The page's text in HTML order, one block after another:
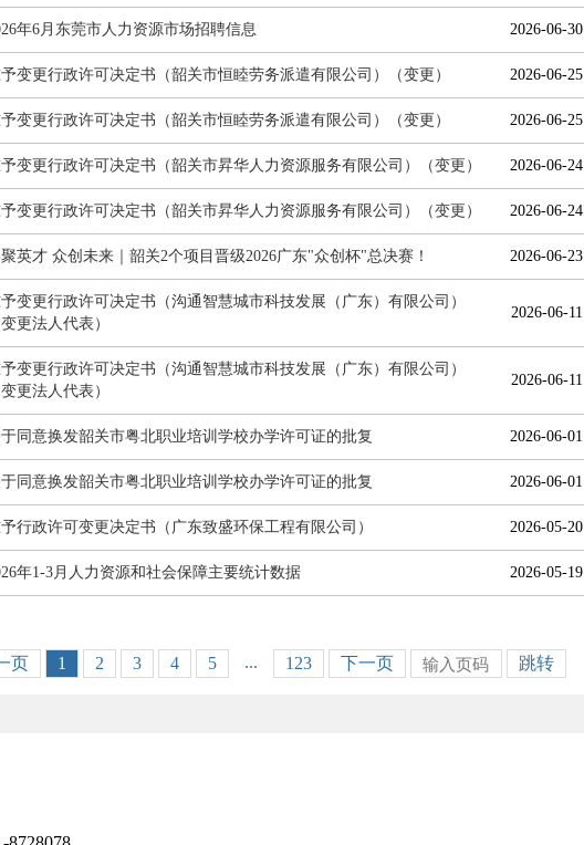
年6月东莞市人力资源市场招聘信息 2026-06-30
变更行政许可决定书（韶关市恒睦劳务派遣有限公司）（变更） 2026-06-25
变更行政许可决定书（韶关市恒睦劳务派遣有限公司）（变更） 2026-06-25
变更行政许可决定书（韶关市昇华人力资源服务有限公司）（变更） 2026-06-24
变更行政许可决定书（韶关市昇华人力资源服务有限公司）（变更） 2026-06-24
英才 众创未来｜韶关2个项目晋级2026广东"众创杯"总决赛！ 2026-06-23
变更行政许可决定书（沟通智慧城市科技发展（广东）有限公司）
变更法人代表）
2026-06-11
变更行政许可决定书（沟通智慧城市科技发展（广东）有限公司）
变更法人代表）
2026-06-11
同意换发韶关市粤北职业培训学校办学许可证的批复 2026-06-01
同意换发韶关市粤北职业培训学校办学许可证的批复 2026-06-01
行政许可变更决定书（广东致盛环保工程有限公司） 2026-05-20
年1-3月人力资源和社会保障主要统计数据 2026-05-19
页 1 2 3 4 5 ... 123 下一页 跳转